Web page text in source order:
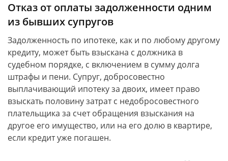
Отказ от оплаты задолженности одним
из бывших супругов
Задолженность по ипотеке, как и по любому другому
кредиту, может быть взыскана с должника в
судебном порядке, с включением в сумму долга
штрафы и пени. Супруг, добросовестно
выплачивающий ипотеку за двоих, имеет право
взыскать половину затрат с недобросовестного
плательщика за счет обращения взыскания на
другое его имущество, или на его долю в квартире,
если кредит уже погашен.